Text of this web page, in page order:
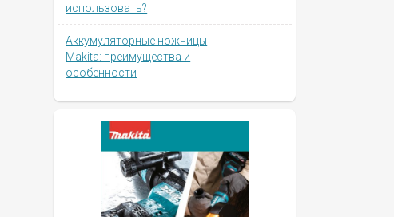
использовать?
Аккумуляторные ножницы
Makita: преимущества и
особенности